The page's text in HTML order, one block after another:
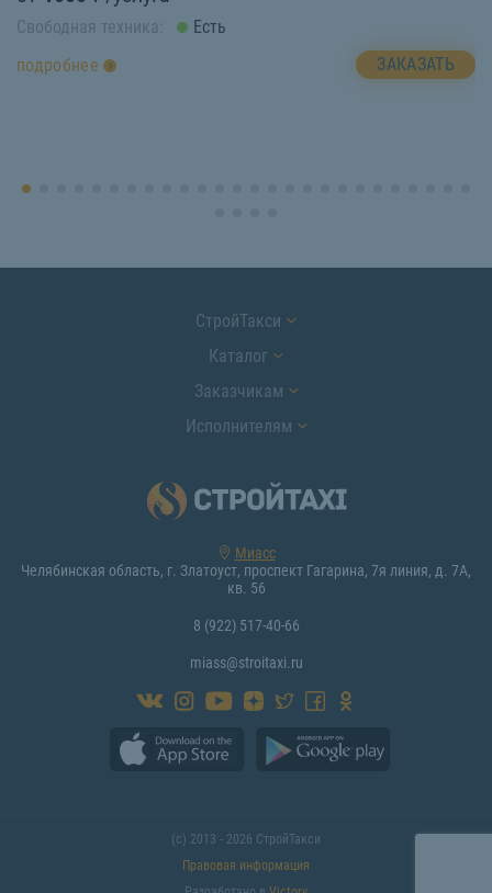
Свободная техника:
Есть
подробнее
ЗАКАЗАТЬ
СтройТакси
Каталог
Заказчикам
Исполнителям
Миасс
Челябинская область, г. Златоуст, проспект Гагарина, 7я линия, д. 7А,
кв. 56
8 (922) 517-40-66
miass@stroitaxi.ru
(с) 2013 - 2026 СтройТакси
Правовая информация